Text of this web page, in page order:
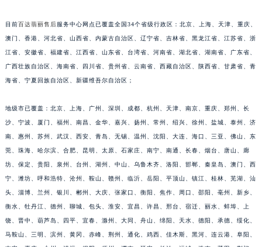
目前百达翡丽售后服务中心网点已覆盖全国34个省级行政区：北京、上海、天津、重庆、
澳门、香港、河北省、山西省、内蒙古自治区、辽宁省、吉林省、黑龙江省、江苏省、浙
江省、安徽省、福建省、江西省、山东省、台湾省、河南省、湖北省、湖南省、广东省、
广西壮族自治区、海南省、四川省、贵州省、云南省、西藏自治区、陕西省、甘肃省、青
海省、宁夏回族自治区、新疆维吾尔自治区；
地级市已覆盖：北京、上海、广州、深圳、成都、杭州、天津、南京、重庆、郑州、长
沙、宁波、厦门、福州、南昌、金华、嘉兴、扬州、常州、绍兴、徐州、盐城、泰州、济
南、惠州、苏州、武汉、西安、青岛、无锡、温州、沈阳、大连、海口、三亚、佛山、东
莞、珠海、哈尔滨、合肥、昆明、太原、石家庄、南宁、南通、长春、烟台、唐山、廊
坊、保定、贵阳、泉州、台州、湖州、中山、乌鲁木齐、洛阳、邯郸、秦皇岛、澳门、西
宁、潍坊、呼和浩特、沧州、鞍山、赣州、临沂、岳阳、平顶山、镇江、桂林、芜湖、汕
头、淄博、兰州、银川、郴州、大庆、张家口、衡阳、焦作、周口、邵阳、亳州、新乡、
衡水、牡丹江、德州、聊城、包头、淮安、宜昌、许昌、邢台、宿迁、丽水、蚌埠、上
饶、晋中、葫芦岛、四平、宜春、滁州、大同、舟山、绵阳、天水、德阳、承德、绥化、
马鞍山、三明、滨州、黄冈、赤峰、荆州、通化、鸡西、佳木斯、黑河、连云港、阜阳、